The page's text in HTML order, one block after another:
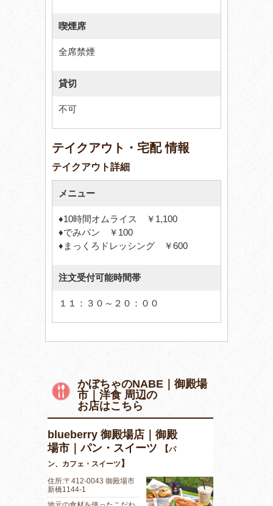
喫煙席
全席禁煙
貸切
不可
テイクアウト・宅配 情報
テイクアウト詳細
メニュー
♦10時間オムライス ￥1,100
♦でみパン ￥100
♦まっくろドレッシング ￥600
注文受付可能時間帯
１１：３０～２０：００
かぼちゃのNABE｜御殿場
市｜洋食 周辺の
お店はこちら
blueberry 御殿場店｜御殿
場市｜パン・スイーツ
【パ
ン、カフェ・スイーツ 】
住所:〒412-0043 御殿場市
新橋1144-1